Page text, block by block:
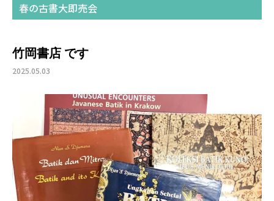
春の古書大即売会
竹岡書店 です
2025.05.03